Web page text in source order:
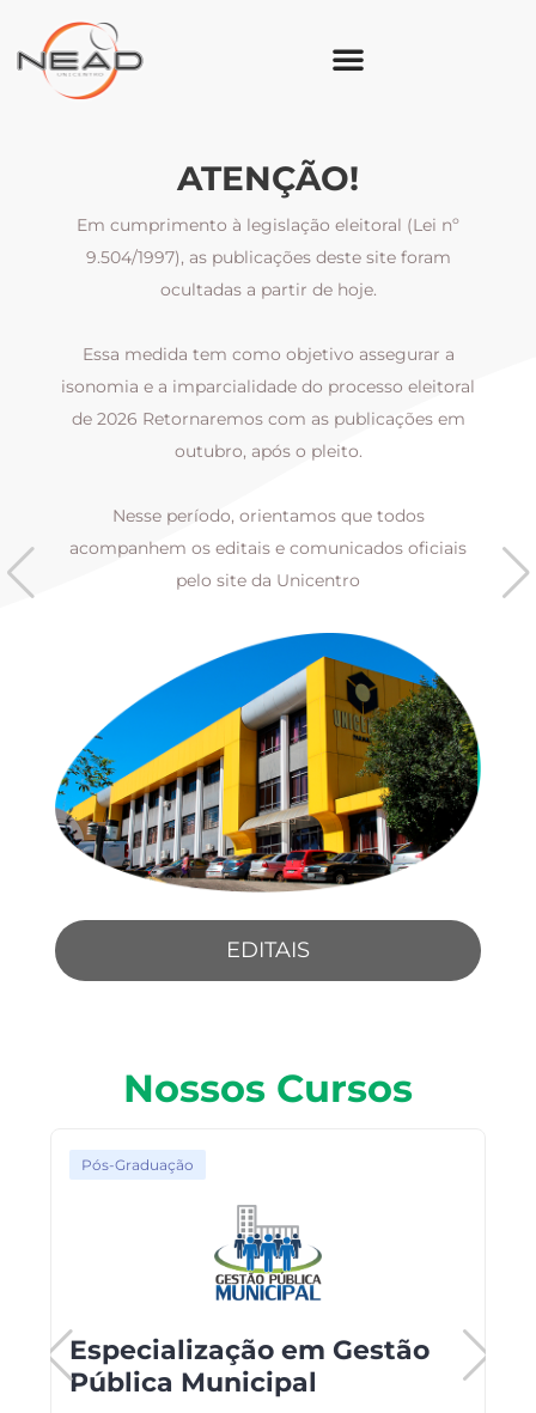
ATENÇÃO!
Em cumprimento à legislação eleitoral (Lei nº
9.504/1997), as publicações deste site foram
ocultadas a partir de hoje.
Essa medida tem como objetivo assegurar a
isonomia e a imparcialidade do processo eleitoral
de 2026 Retornaremos com as publicações em
outubro, após o pleito.
Nesse período, orientamos que todos
acompanhem os editais e comunicados oficiais
pelo site da Unicentro
EDITAIS
Nossos Cursos
Pós-Graduação
Especialização em Gestão
Pública Municipal